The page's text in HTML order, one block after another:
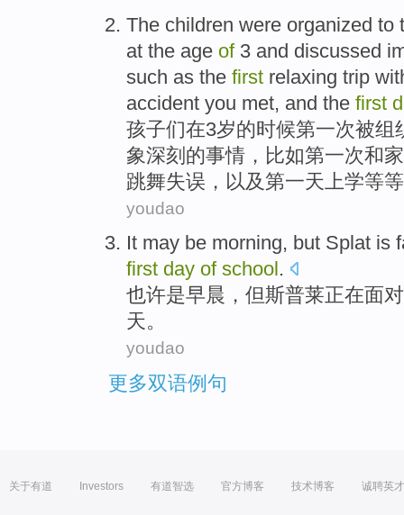
The children were organized
at the age of3 and discussed
such as the first relaxing trip
accident you met, and the first
孩子们在3岁的时候第一次被
象深刻的事情，比如第一次和
跳舞失误，以及第一天上学等
youdao
It may be morning, but Splat is
first day of school .
也许是早晨 ， 但斯普莱正在面对
天。
youdao
更多双语例句
关于有道 Investors 有道智选 官方博客 技术博客 诚聘英才